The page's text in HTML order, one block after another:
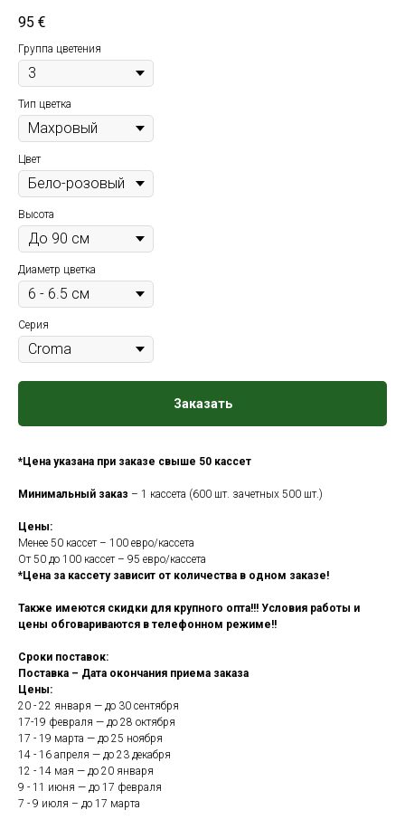
95 €
Группа цветения
Тип цветка
Цвет
Высота
Диаметр цветка
Серия
Заказать
*Цена указана при заказе свыше 50 кассет
Минимальный заказ – 1 кассета (600 шт. зачетных 500 шт.)
Цены:
Менее 50 кассет – 100 евро/кассета
От 50 до 100 кассет – 95 евро/кассета
*Цена за кассету зависит от количества в одном заказе!
Также имеются скидки для крупного опта!!! Условия работы и
цены обговариваются в телефонном режиме!!
Сроки поставок:
Поставка – Дата окончания приема заказа
Цены:
20 - 22 января — до 30 сентября
17-19 февраля — до 28 октября
17 - 19 марта — до 25 ноября
14 - 16 апреля — до 23 декабря
12 - 14 мая — до 20 января
9 - 11 июня — до 17 февраля
7 - 9 июля – до 17 марта